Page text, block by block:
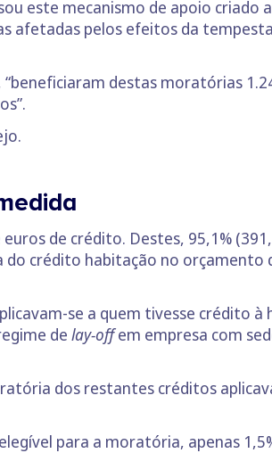
este mecanismo de apoio criado
afetadas pelos efeitos da
“beneficiaram destas moratórias
de crédito. Destes, 95,1%
crédito habitação no orçamento
se a quem tivesse crédito à
de lay-offem empresa com
dos restantes créditos
para a moratória, apenas